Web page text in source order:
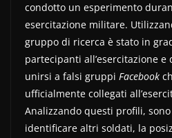
condotto un esperimento
esercitazione militare.
gruppo di ricerca è stato in
partecipanti all’esercitazione
unirsi a falsi gruppi Facebook
ufficialmente collegati
Analizzando questi profili,
identificare altri soldati, la